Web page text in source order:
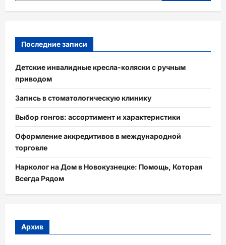
Последние записи
Детские инвалидные кресла-коляски с ручным
приводом
Запись в стоматологическую клинику
Выбор гонгов: ассортимент и характеристики
Оформление аккредитивов в международной
торговле
Нарколог на Дом в Новокузнецке: Помощь, Которая
Всегда Рядом
Архив